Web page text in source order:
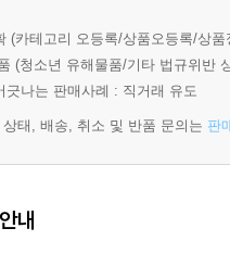
(카테고리 오등록/상품오등록/상
(청소년 유해물품/기타 법규위반
긋나는 판매사례 : 직거래 유도
태, 배송, 취소 및 반품 문의는 판
내